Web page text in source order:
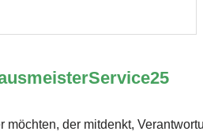
möchten, der mitdenkt,